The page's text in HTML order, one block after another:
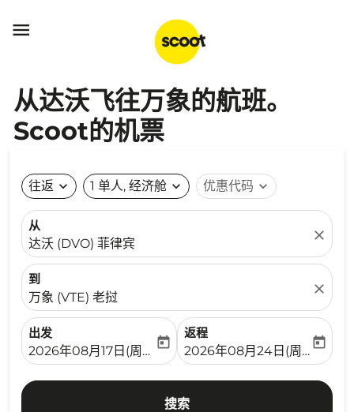

从达沃飞往万象的航班。
Scoot的机票
往返 expand_more 1 单人, 经济舱 expand_more 优惠代码 expand_more
从
达沃 (DVO) 菲律宾
close
到
万象 (VTE) 老挝
close
出发
fc-booking-departure-date-aria-label
2026年08月17日(周一)
today
返程
fc-booking-return-date-
2026年08月24日(周一)
today
搜索